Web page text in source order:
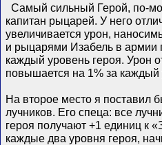
Самый сильный Герой, по-
капитан рыцарей. У него
увеличивается урон,
и рыцарями Изабель в армии
каждый уровень героя. Урон
повышается на 1% за каждый
На второе место я поставил
лучников. Его спеца: все
героя получают +1 единиц к
каждые два уровня героя,